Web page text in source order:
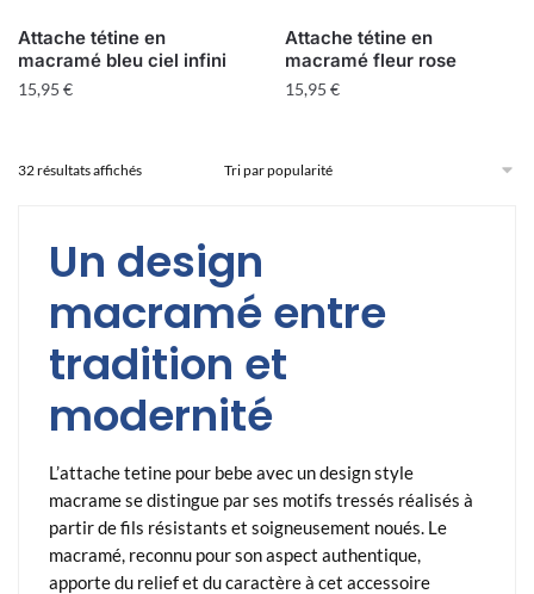
Attache tétine en
macramé bleu ciel infini
15,95 €
Attache tétine en
macramé fleur rose
15,95 €
32 résultats affichésTrié
Un design
macramé entre
tradition et
modernité
L’attache tetine pour bebe avec un design style
macrame se distingue par ses motifs tressés réalisés à
partir de fils résistants et soigneusement noués. Le
macramé, reconnu pour son aspect authentique,
apporte du relief et du caractère à cet accessoire